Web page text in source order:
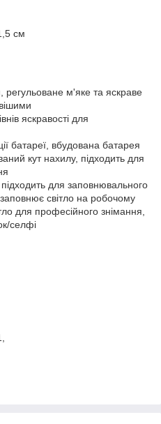
см
регульоване м'яке та яскраве
яскравості для
батареї, вбудована батарея
кут нахилу, підходить для
для заповнювального
світло на робочому
для професійного знімання,
селфі